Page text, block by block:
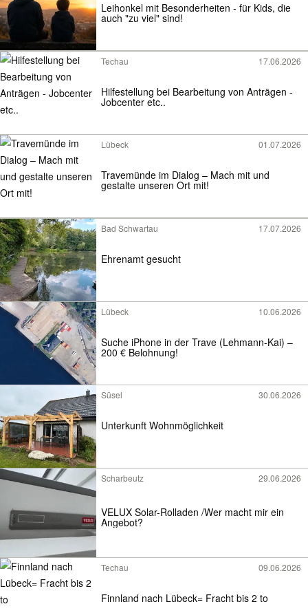
Leihonkel mit Besonderheiten - für Kids, die
auch "zu viel" sind!
Techau 17.06.2026
Hilfestellung bei Bearbeitung von Anträgen -
Jobcenter etc..
Lübeck 01.07.2026
Travemünde im Dialog – Mach mit und
gestalte unseren Ort mit!
Bad Schwartau 17.07.2026
Ehrenamt gesucht
Lübeck 10.06.2026
Suche iPhone in der Trave (Lehmann-Kai) –
200 € Belohnung!
Süsel 30.06.2026
Unterkunft Wohnmöglichkeit
Scharbeutz 29.06.2026
VELUX Solar-Rolladen /Wer macht mir ein
Angebot?
Techau 09.06.2026
Finnland nach Lübeck= Fracht bis 2 to